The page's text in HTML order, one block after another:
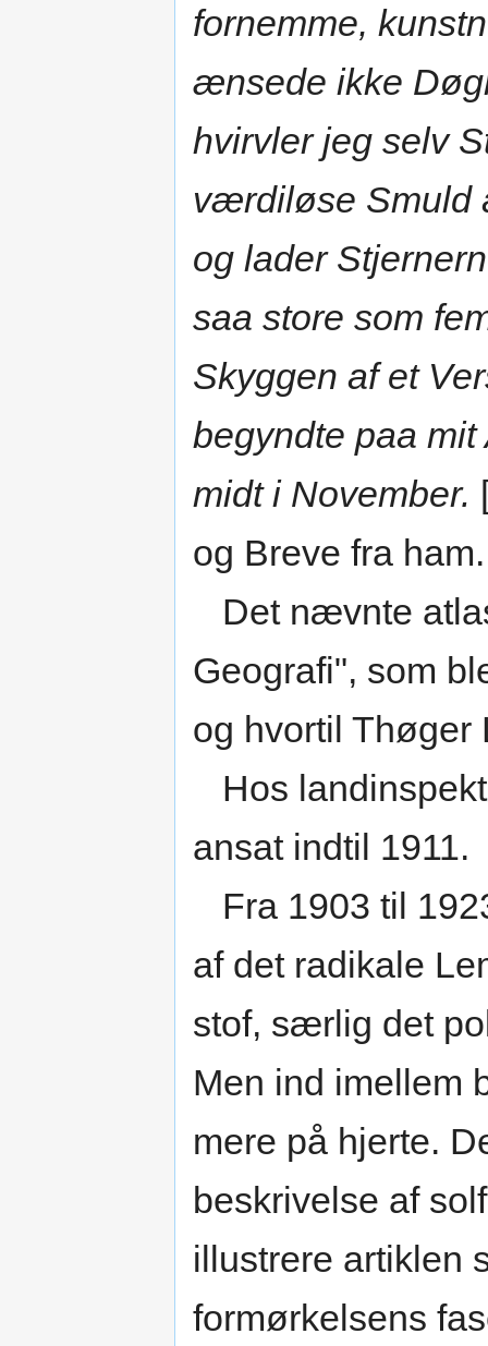
fornemme,
ænsede ikke
hvirvler jeg selv
værdiløse Smuld
og lader
saa store som
Skyggen af et
begyndte paa
midt i November.
og Breve fra
Det nævnte
Geografi", som
og hvortil Thøger
Hos
ansat indtil 1911.
Fra 1903 til
af det radikale
stof, særlig det
Men ind imellem
mere på hjerte.
beskrivelse af
illustrere artiklen
formørkelsens